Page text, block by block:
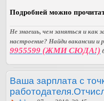
Подробней можно
Не знаешь, чем заняться и как
настроение? Найди вакансии и
9955599 (ЖМИ СЮДА!)
Ваша зарплата с